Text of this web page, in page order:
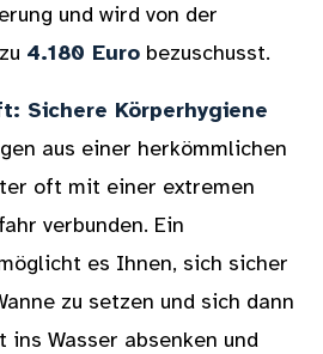
und wird von der
4.180 Euro bezuschusst.
Sichere Körperhygiene
aus einer herkömmlichen
oft mit einer extremen
verbunden. Ein
es Ihnen, sich sicher
zu setzen und sich dann
Wasser absenken und